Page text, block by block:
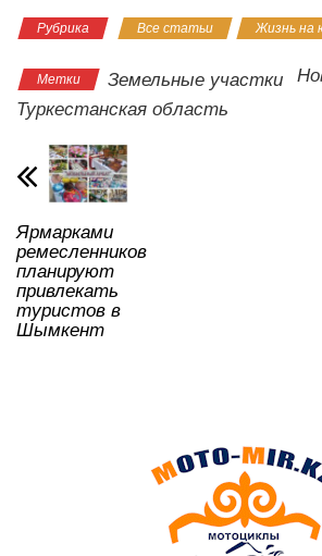
at
s
A
p
p
c
e
b
o
o
k
tt
er
n
o
e
gr
Рубрика Все статьи Жизнь на
Метки Земельные участки
Туркестанская область
Ярмарками
ремесленников
планируют
привлекать
туристов в
Шымкент